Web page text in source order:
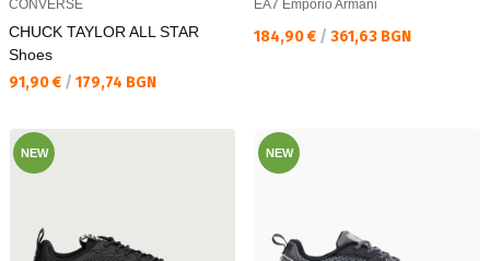
CONVERSE
CHUCK TAYLOR ALL STAR
Shoes
Текуща цена:
91,90 € / 179,74 BGN
EA7 Emporio Armani
Текуща цена:
184,90 € / 361,63 BGN
NEW NEW